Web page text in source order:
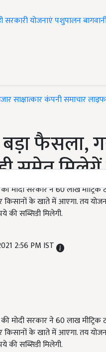
सरकारी योजनाएंपशुपालन
साक्षात्कारकंपनी समाचार
फैसला,
समेत
मोदी सरकार ने 60 लाख
किसानों के खाते में आएगा. तय
की सब्सिडी मिलेगी.
2:56 PM IST
मोदी सरकार ने 60 लाख
किसानों के खाते में आएगा. तय
की सब्सिडी मिलेगी.